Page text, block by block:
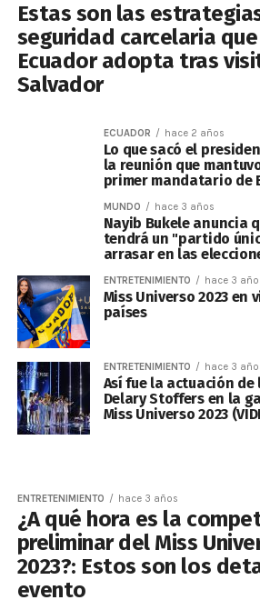
Estas son las
seguridad carcelaria que
Ecuador adopta tras
Salvador
ECUADOR hace 2 años
Lo que sacó el
la reunión que
primer mandatario de
MUNDO hace 3 años
Nayib Bukele anuncia
tendrá un "partido
arrasar en las
ENTRETENIMIENTO hace 3
Miss Universo 2023 en
países
ENTRETENIMIENTO hace 3
Así fue la actuación
Delary Stoffers en la
Miss Universo 2023
ENTRETENIMIENTO hace 3 años
¿A qué hora es la
preliminar del Miss
2023?: Estos son los
evento